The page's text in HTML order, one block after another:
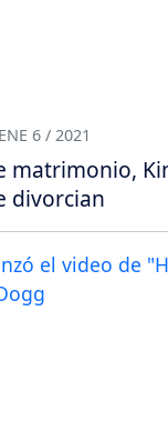
6 / 2021
matrimonio,
divorcian